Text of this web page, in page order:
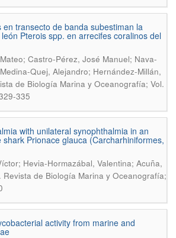
en transecto de banda subestiman la
Pterois spp. en arrecifes coralinos del
Castro-Pérez, José Manuel; Nava-
Quej, Alejandro; Hernández-Millán,
de Biología Marina y Oceanografía; Vol.
335
with unilateral synophthalmia in an
Prionace glauca (Carcharhiniformes,
Hevia-Hormazábal, Valentina; Acuña,
. Revista de Biología Marina y Oceanografía;
activity from marine and